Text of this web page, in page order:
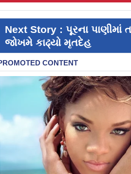
Next Story : પૂરના
જોખમે કાઢ્યો મૃતદેહ